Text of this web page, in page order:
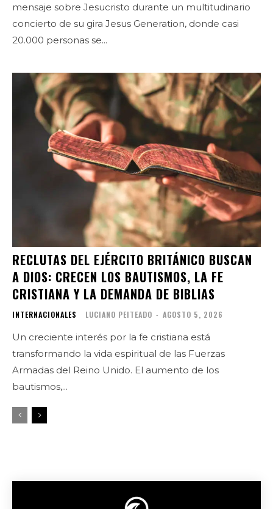
mensaje sobre Jesucristo durante un multitudinario
concierto de su gira Jesus Generation, donde casi
20.000 personas se...
RECLUTAS DEL EJÉRCITO BRITÁNICO BUSCAN
A DIOS: CRECEN LOS BAUTISMOS, LA FE
CRISTIANA Y LA DEMANDA DE BIBLIAS
INTERNACIONALES LUCIANO PEITEADO - AGOSTO 5, 2026
Un creciente interés por la fe cristiana está
transformando la vida espiritual de las Fuerzas
Armadas del Reino Unido. El aumento de los
bautismos,...